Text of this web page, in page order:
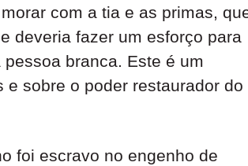
com a tia e as primas,
deveria fazer um esforço para
branca. Este é um
sobre o poder restaurador do
foi escravo no engenho de